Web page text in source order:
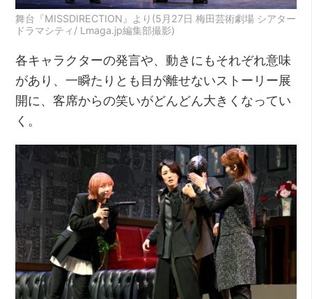
舞台『MISSDIRECTION』より(5月27日 梅田芸術劇場 シアター
ドラマシティ/ Lmaga.jp編集部撮影)
各キャラクターの発言や、動きにもそれぞれ意味
があり、一瞬たりとも目が離せないストーリー展
開に、客席からの笑いがどんどん大きくなってい
く。